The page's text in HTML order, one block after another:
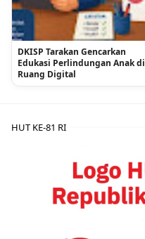
DKISP Tarakan Gencarkan
Edukasi Perlindungan Anak di
Ruang Digital
HUT KE-81 RI